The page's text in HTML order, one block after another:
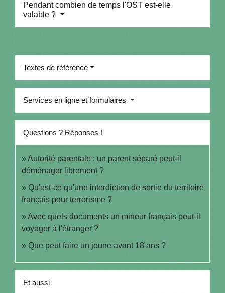
Pendant combien de temps l'OST est-elle
valable ?
Textes de référence
Services en ligne et formulaires
Questions ? Réponses !
Autorité parentale : un parent séparé peut-il
déménager librement ?
Qu'est-ce qu'une interdiction de sortie du territoire
français pour terrorisme ?
Avec quels documents un mineur français peut-il
voyager à l'étranger ?
Que peut faire un jeune avant 18 ans ?
Et aussi